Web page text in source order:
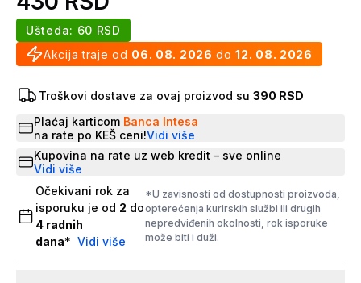
Akcija traje od 06. 08. 2026 do 12. 08. 2026
Ušteda: 60 RSD
Troškovi dostave za ovaj proizvod su 390 RSD
Plaćaj karticom Banca Intesa
na rate po KEŠ ceni!Vidi više
Kupovina na rate uz web kredit – sve online
Vidi više
Očekivani rok za
isporuku je od 2 do
4 radnih
dana* Vidi više
*U zavisnosti od dostupnosti proizvoda,
opterećenja kurirskih službi ili drugih
nepredviđenih okolnosti, rok isporuke
može biti i duži.